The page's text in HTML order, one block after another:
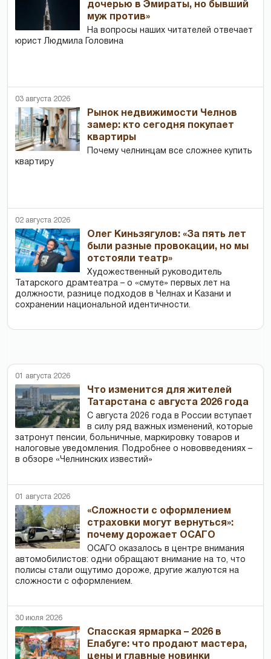
дочерью в Эмираты, но бывший
муж против»
На вопросы наших читателей отвечает
юрист Людмила Головина
03 августа 2026
Рынок недвижимости Челнов
замер: кто сегодня покупает
квартиры
Почему челнинцам все сложнее купить
квартиру
02 августа 2026
Олег Киньзягулов: «За пять лет
были разные провокации, но мы
отстояли театр»
Художественный руководитель
Татарского драмтеатра – о «смуте» первых лет на
должности, разнице подходов в Челнах и Казани и
сохранении национальной идентичности.
01 августа 2026
Что изменится для жителей
Татарстана с августа 2026 года
С августа 2026 года в России вступает
в силу ряд важных изменений, которые
затронут пенсии, больничные, маркировку товаров и
налоговые уведомления. Подробнее о нововведениях –
в обзоре «Челнинских известий»
01 августа 2026
«Сложности с оформлением
страховки могут вернуться»:
почему дорожает ОСАГО
ОСАГО оказалось в центре внимания
автомобилистов: одни обращают внимание на то, что
полисы стали ощутимо дороже, другие жалуются на
сложности с оформлением.
30 июля 2026
Спасская ярмарка – 2026 в
Елабуге: что продают мастера,
цены и главные новинки